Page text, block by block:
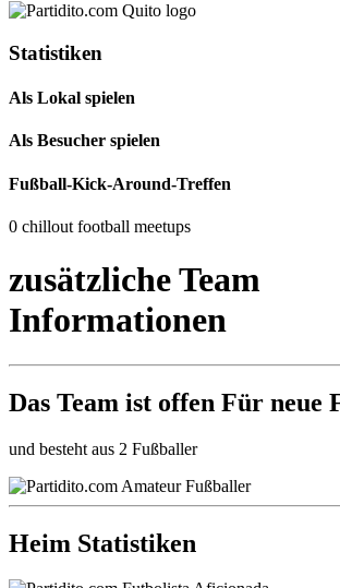
Statistiken
Als Lokal spielen
Als Besucher spielen
Fußball-Kick-Around-Treffen
0 chillout football meetups
zusätzliche Team
Informationen
Das Team ist offen Für neue
und besteht aus 2 Fußballer
Heim Statistiken